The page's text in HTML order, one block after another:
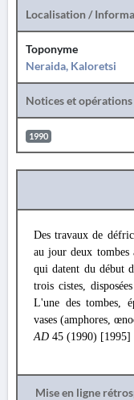
Localisation /
Toponyme
Neraida, Kaloretsi
Notices et opérations
1990
Des travaux de
au jour deux tombes
qui datent du début
trois cistes,
L'une des tombes,
vases (amphores,
AD 45 (1990)
Mise en ligne